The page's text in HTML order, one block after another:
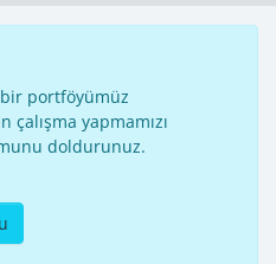
bir portföyümüz
yapmamızı
doldurunuz.